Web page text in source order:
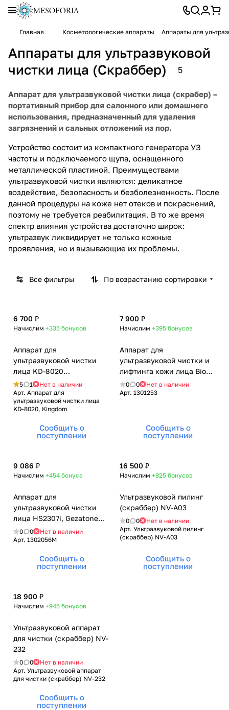
Главная Косметологические аппараты Аппараты для
Аппараты для ультразвуковой
чистки лица (Скраббер)
5
Аппарат для ультразвуковой чистки лица (скрабер) –
портативный прибор для салонного или домашнего
использования, предназначенный для удаления
загрязнений и сальных отложений из пор.
Устройство состоит из компактного генератора УЗ
частоты и подключаемого щупа, оснащенного
металлической пластиной. Преимуществами
ультразвуковой чистки являются: деликатное
воздействие, безопасность и безболезненность. После
данной процедуры на коже нет отеков и покраснений,
поэтому не требуется реабилитация. В то же время
спектр влияния устройства достаточно широк:
ультразвук ликвидирует не только кожные
проявления, но и вызывающие их проблемы.
Все фильтры По возрастанию сортировки
6 700 ₽
Начислим +335 бонусов
Аппарат для
ультразвуковой чистки
лица KD-8020
(аккумуляторный),
Kingdom
5 1
Нет в наличии
Арт. Аппарат для
ультразвуковой чистки лица
KD-8020, Kingdom
Сообщить о
поступлении
7 900 ₽
Начислим +395 бонусов
Аппарат для
ультразвуковой чистки и
лифтинга кожи лица Bio
Sonic 1007, Gezatone
(Гезатон, Жезатон)
0 0
Нет в наличии
Арт. 1301253
Сообщить о
поступлении
9 086 ₽
Начислим +454 бонуса
Аппарат для
ультразвуковой чистки
лица HS2307i, Gezatone
(Гезатон, Жезатон)
0 0
Нет в наличии
Арт. 1302056M
Сообщить о
поступлении
16 500 ₽
Начислим +825 бонусов
Ультразвуковой пилинг
(скраббер) NV-A03
0 0
Нет в наличии
Арт. Ультразвуковой пилинг
(скраббер) NV-A03
Сообщить о
поступлении
18 900 ₽
Начислим +945 бонусов
Ультразвуковой аппарат
для чистки (скраббер) NV-
232
0 0
Нет в наличии
Арт. Ультразвуковой аппарат
для чистки (скраббер) NV-232
Сообщить о
поступлении